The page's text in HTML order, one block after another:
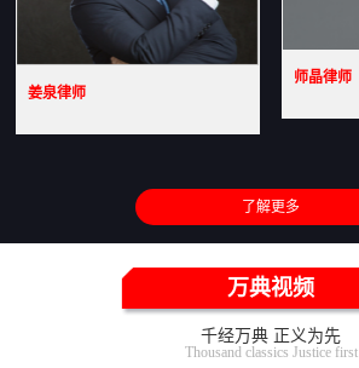
姜泉律师
师晶律师
了解更多
万典视频
千经万典 正义为先
Thousand classics Justice first